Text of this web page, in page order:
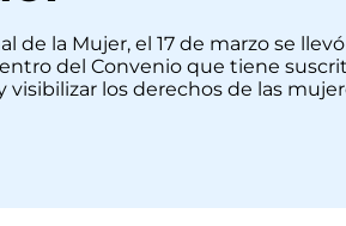
la Mujer, el 17 de marzo se
del Convenio que tiene
los derechos de las